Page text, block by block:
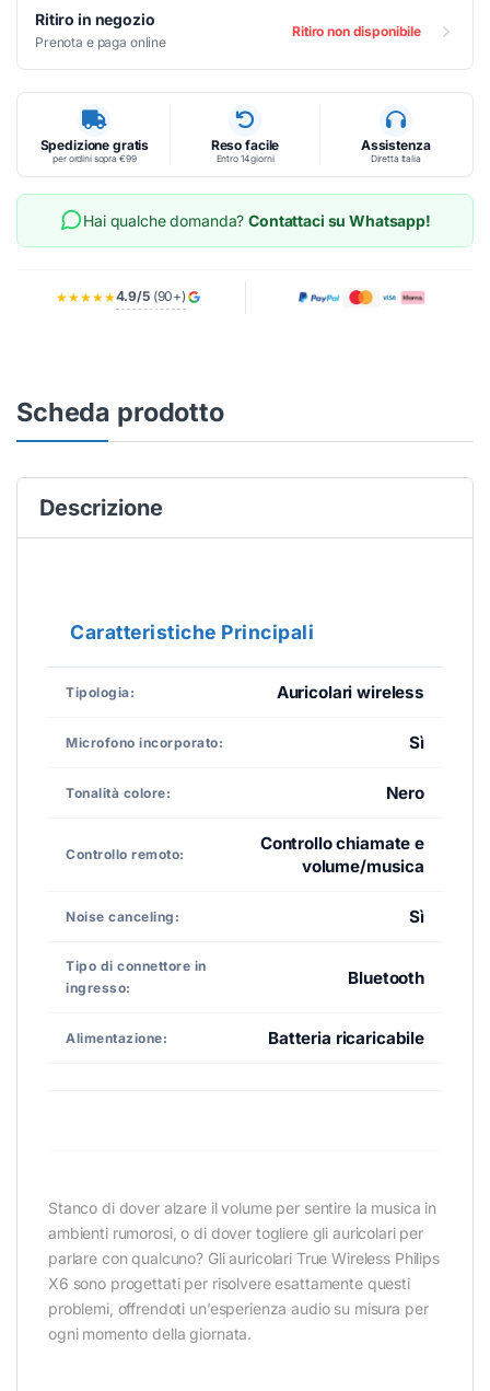
Ritiro in negozio
Prenota e paga online
Ritiro non disponibile
Spedizione gratis
per ordini sopra €99
Reso facile
Entro 14 giorni
Assistenza
Diretta Italia
Hai qualche domanda?Contattaci su Whatsapp!
★★★★★4.9/5(90+)
Scheda prodotto
Descrizione
Caratteristiche Principali
Tipologia: Auricolari wireless
Microfono incorporato: Sì
Tonalità colore: Nero
Controllo remoto:
Controllo chiamate e
volume/musica
Noise canceling: Sì
Tipo di connettore in
ingresso:
Bluetooth
Alimentazione: Batteria ricaricabile
Stanco di dover alzare il volume per sentire la musica in
ambienti rumorosi, o di dover togliere gli auricolari per
parlare con qualcuno? Gli auricolari True Wireless Philips
X6 sono progettati per risolvere esattamente questi
problemi, offrendoti un’esperienza audio su misura per
ogni momento della giornata.